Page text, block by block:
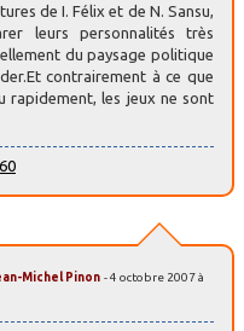
de I. Félix et de N. Sansu,
leurs personnalités très
du paysage politique
contrairement à ce que
rapidement, les jeux ne sont
Michel Pinon - 4 octobre 2007 à